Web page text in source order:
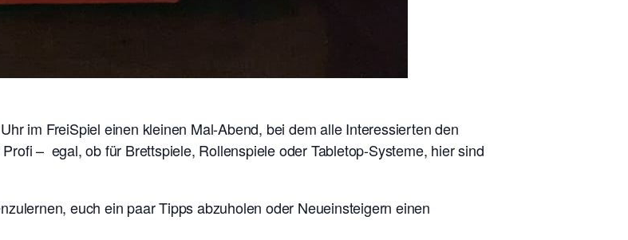
im FreiSpiel einen kleinen Mal-Abend, bei dem alle Interessierten den
– egal, ob für Brettspiele, Rollenspiele oder Tabletop-Systeme, hier sind
euch ein paar Tipps abzuholen oder Neueinsteigern einen